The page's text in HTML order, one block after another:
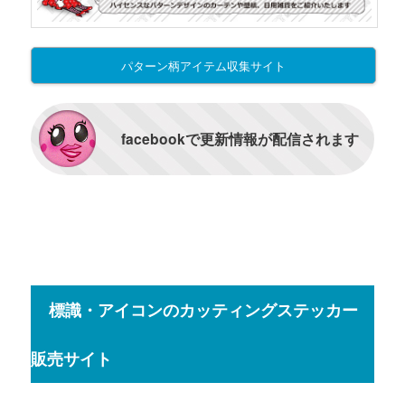
パターン柄アイテム収集サイト
facebookで更新情報が配信されます
標識・アイコンのカッティングステッカー
販売サイト